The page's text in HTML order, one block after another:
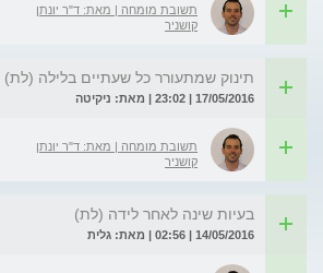
תשובת מומחה | מאת: ד"ר יונתן
קושניר
תינוק שמתעורר כל שעתיים בלילה (לת)
17/05/2016 | 23:02 | מאת: ניקיטה
תשובת מומחה | מאת: ד"ר יונתן
קושניר
בעיות שינה לאחר לידה (לת)
14/05/2016 | 02:56 | מאת: גלית